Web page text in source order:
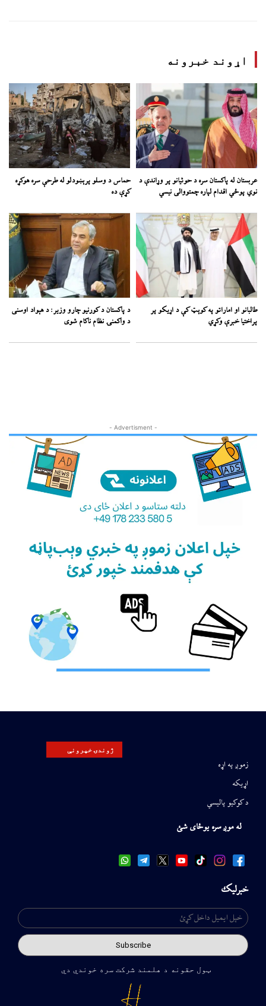
اړوند خبرونه
عربستان له پاکستان سره د حوثیانو پر وړاندې د
نوي پوځي اقدام لپاره چمتووالی نیسي
حماس د وسلو پرېښودلو له طرحې سره هوکړه
کړې ده
طالبانو او اماراتو په کوېټ کې د اړیکو پر
پراختیا خبرې وکړي
د پاکستان د کورنیو چارو وزیر: د هېواد اوسنی
د واکمنۍ نظام ناکام شوی
- Advertisment -
ژوندۍ خپرونې
زموږ په اړه
اړیکه
د کوکیو پالیسي
له موږ سره یوځای شئ
خبرلیک
ټول حقونه د هلمند شرکت سره خوندي دي